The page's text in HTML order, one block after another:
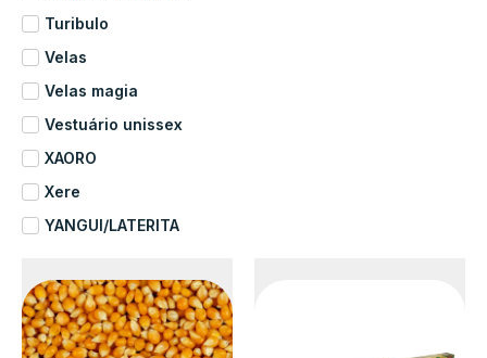
Turibulo
Velas
Velas magia
Vestuário unissex
XAORO
Xere
YANGUI/LATERITA